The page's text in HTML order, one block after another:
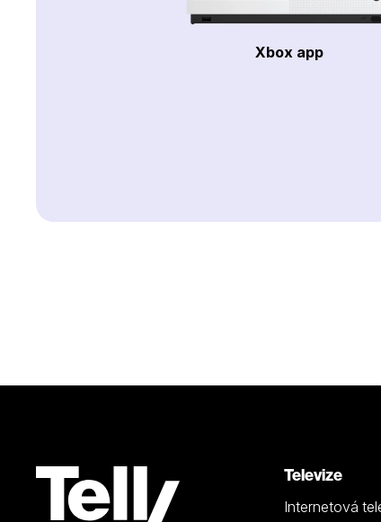
Xbox app
Televize
Internetová